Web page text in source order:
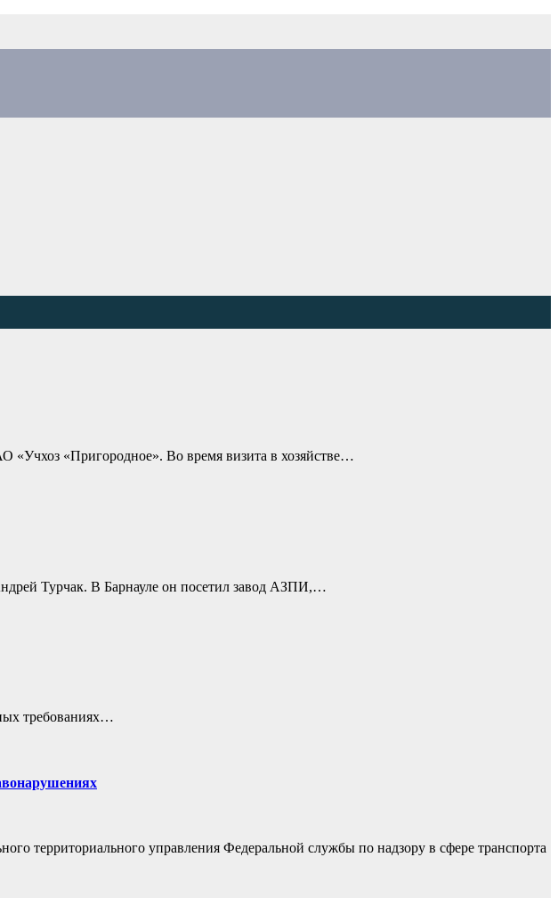
«Учхоз «Пригородное». Во время визита в хозяйстве…
Турчак. В Барнауле он посетил завод АЗПИ,…
требованиях…
территориального управления Федеральной службы по надзору в сфере транспорта